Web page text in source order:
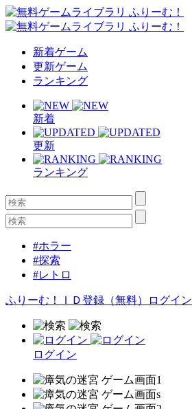
新着ゲーム
更新ゲーム
ランキング
新着
更新
ランキング
#ホラー
#探索
#レトロ
ふりーむ！ＩＤ登録（無料） ログイン
ログイン